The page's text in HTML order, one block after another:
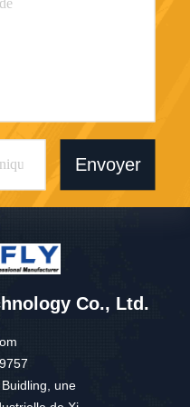
Envoyer
Co., Ltd.
une